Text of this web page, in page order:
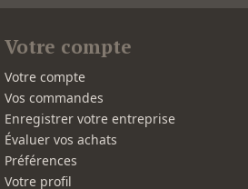
Votre compte
Votre compte
Vos commandes
Enregistrer votre entreprise
Évaluer vos achats
Préférences
Votre profil